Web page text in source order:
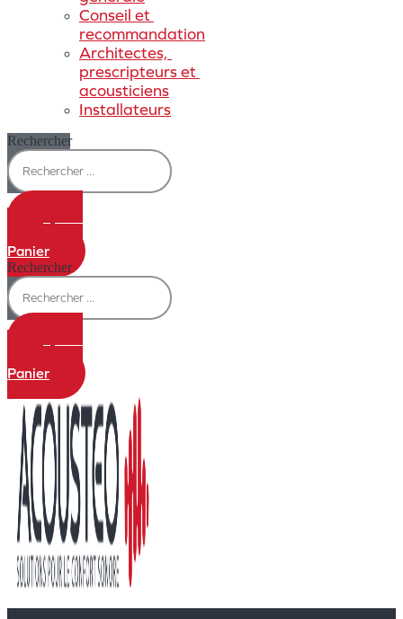
Conseil et
recommandation
Architectes,
prescripteurs et
acousticiens
Installateurs
Rechercher
Panier
Rechercher
Panier